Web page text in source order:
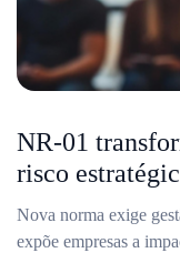
NR-01
risco
Nova norma exige
expõe empresas a